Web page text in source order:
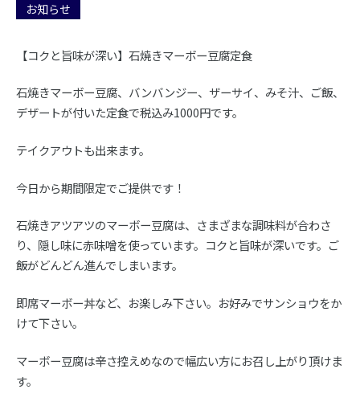
お知らせ
【コクと旨味が深い】石焼きマーボー豆腐定食
石焼きマーボー豆腐、バンバンジー、ザーサイ、みそ汁、ご飯、
デザートが付いた定食で税込み1000円です。
テイクアウトも出来ます。
今日から期間限定でご提供です！
石焼きアツアツのマーボー豆腐は、さまざまな調味料が合わさ
り、隠し味に赤味噌を使っています。コクと旨味が深いです。ご
飯がどんどん進んでしまいます。
即席マーボー丼など、お楽しみ下さい。お好みでサンショウをか
けて下さい。
マーボー豆腐は辛さ控えめなので幅広い方にお召し上がり頂けま
す。